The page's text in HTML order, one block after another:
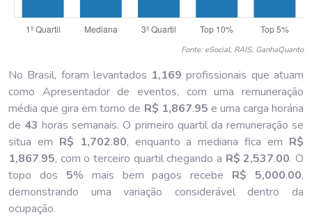
Fonte: eSocial, RAIS, GanhaQuanto
No Brasil, foram levantados 1,169 profissionais que atuam
como Apresentador de eventos, com uma remuneração
média que gira em torno de R$ 1,867.95 e uma carga horária
de 43 horas semanais. O primeiro quartil da remuneração se
situa em R$ 1,702.80, enquanto a mediana fica em R$
1,867.95, com o terceiro quartil chegando a R$ 2,537.00. O
topo dos 5% mais bem pagos recebe R$ 5,000.00,
demonstrando uma variação considerável dentro da
ocupação.